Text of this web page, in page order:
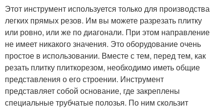
Этот инструмент используется только для производства
легких прямых резов. Им вы можете разрезать плитку
или ровно, или же по диагонали. При этом направление
не имеет никакого значения. Это оборудование очень
простое в использовании. Вместе с тем, перед тем, как
резать плитку плиткорезом, необходимо иметь общие
представления о его строении. Инструмент
представляет собой основание, где закреплены
специальные трубчатые полозья. По ним скользит